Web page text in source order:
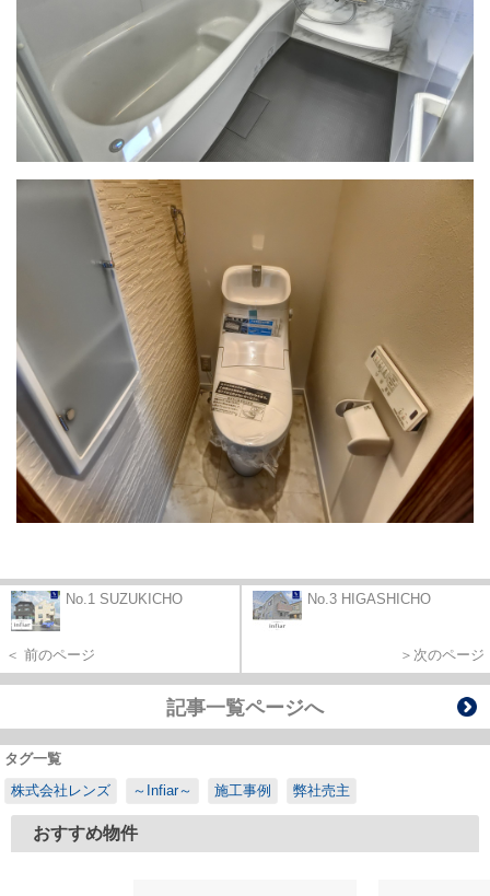
No.1 SUZUKICHO
＜ 前のページ
No.3 HIGASHICHO
＞次のページ
記事一覧ページへ
タグ一覧
株式会社レンズ
～Infiar～ 施工事例 弊社売主
おすすめ物件